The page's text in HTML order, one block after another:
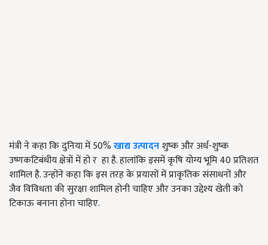
मंत्री ने कहा कि दुनिया में 50%खाद्य उत्पादनशुष्क और अर्ध-शुष्क
उष्णकटिबंधीय क्षेत्रों में हो र हा है. हालांकि इसमें कृषि योग्य भूमि 40 प्रतिशत
शामिल है. उन्होंने कहा कि इस तरह के प्रयासों में प्राकृतिक संसाधनों और
जैव विविधता की सुरक्षा शामिल होनी चाहिए और उनका उद्देश्य खेती को
टिकाऊ बनाना होना चाहिए.